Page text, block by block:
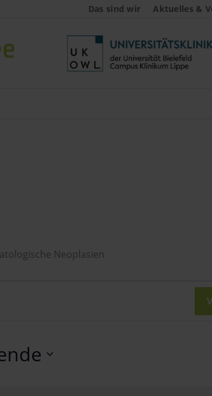
Das sind wir Aktuelles &
Neoplasien